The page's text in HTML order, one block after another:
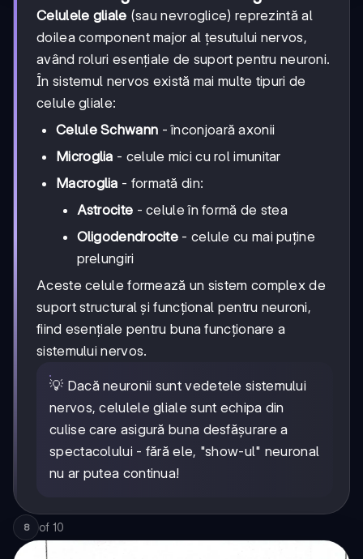
Celulele gliale (sau nevroglice) reprezintă al
doilea component major al țesutului nervos,
având roluri esențiale de suport pentru neuroni.
În sistemul nervos există mai multe tipuri de
celule gliale:
Celule Schwann - înconjoară axonii
Microglia - celule mici cu rol imunitar
Macroglia - formată din:
Astrocite - celule în formă de stea
Oligodendrocite - celule cu mai puține
prelungiri
Aceste celule formează un sistem complex de
suport structural și funcțional pentru neuroni,
fiind esențiale pentru buna funcționare a
sistemului nervos.
💡 Dacă neuronii sunt vedetele sistemului
nervos, celulele gliale sunt echipa din
culise care asigură buna desfășurare a
spectacolului - fără ele, "show-ul" neuronal
nu ar putea continua!
8 of 10